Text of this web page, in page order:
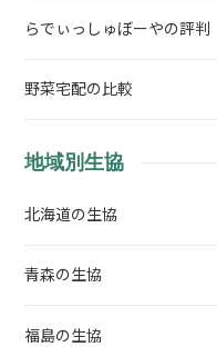
らでぃっしゅぼーやの評判
野菜宅配の比較
地域別生協
北海道の生協
青森の生協
福島の生協